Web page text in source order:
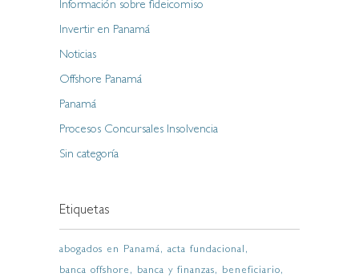
Información sobre fideicomiso
Invertir en Panamá
Noticias
Offshore Panamá
Panamá
Procesos Concursales Insolvencia
Sin categoría
Etiquetas
abogados en Panamá
acta fundacional
banca offshore
banca y finanzas
beneficiario